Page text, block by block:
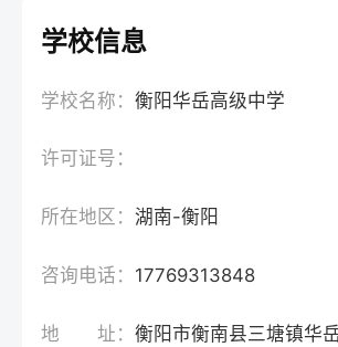
学校信息
学校名称：衡阳华岳高级中学
许可证号：
所在地区：湖南-衡阳
咨询电话： 17769313848
地 址：衡阳市衡南县三塘镇华